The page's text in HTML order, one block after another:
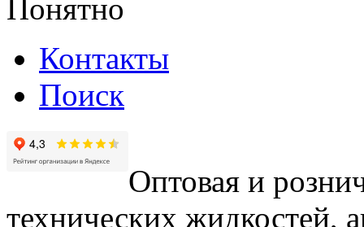
Понятно
Контакты
Поиск
Оптовая и
технических жидкостей,